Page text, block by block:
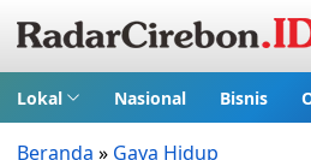
Lokal Nasional Bisnis
Beranda » Gaya Hidup